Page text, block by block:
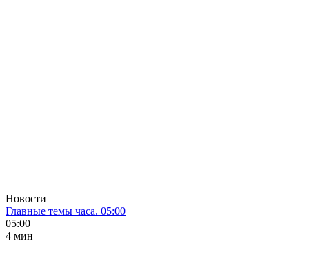
Новости
Главные темы часа. 05:00
05:00
4 мин